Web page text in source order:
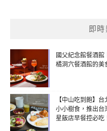
即
國父紀念館餐酒館
橘洞穴餐酒館的美
【中山吃到飽】
小小樹食，推出台
星飯店早餐控必吃